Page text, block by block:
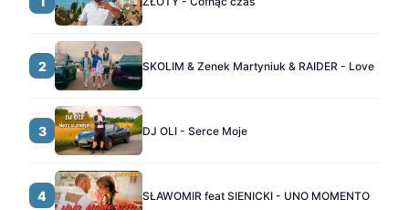
2 SKOLIM & Zenek Martyniuk & RAIDER - Love
3 DJ OLI - Serce Moje
4 SŁAWOMIR feat SIENICKI - UNO MOMENTO